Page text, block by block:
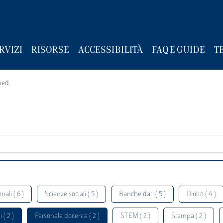
RISORSE ACCESSIBILITÀ FAQ E GUIDE
( 6 ) Scienze sociali ( 5 ) Banche dati ( 5 ) Diritto ( 4 )
( 2 ) Personale docente ( 2 ) STEM ( 2 ) Stampa ( 2 )